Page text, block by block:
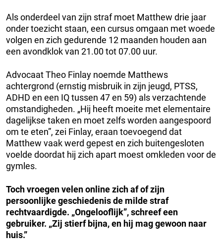
Als onderdeel van zijn straf moet Matthew drie jaar
onder toezicht staan, een cursus omgaan met woede
volgen en zich gedurende 12 maanden houden aan
een avondklok van 21.00 tot 07.00 uur.
Advocaat Theo Finlay noemde Matthews
achtergrond (ernstig misbruik in zijn jeugd, PTSS,
ADHD en een IQ tussen 47 en 59) als verzachtende
omstandigheden. „Hij heeft moeite met elementaire
dagelijkse taken en moet zelfs worden aangespoord
om te eten”, zei Finlay, eraan toevoegend dat
Matthew vaak werd gepest en zich buitengesloten
voelde doordat hij zich apart moest omkleden voor de
gymles.
Toch vroegen velen online zich af of zijn
persoonlijke geschiedenis de milde straf
rechtvaardigde. „Ongelooflijk”, schreef een
gebruiker. „Zij stierf bijna, en hij mag gewoon naar
huis.”